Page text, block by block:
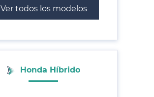
Ver todos los modelos
Honda Híbrido